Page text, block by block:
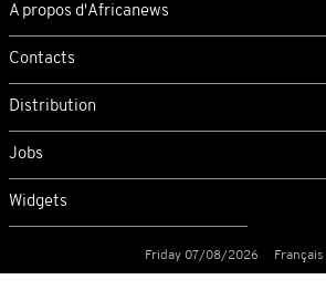
A propos d'Africanews
Contacts
Distribution
Jobs
Widgets
Friday 07/08/2026